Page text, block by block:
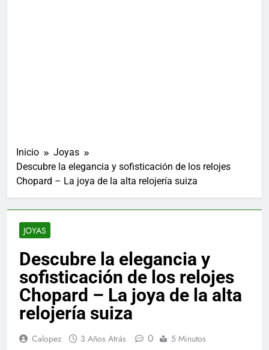
Inicio
Joyas
Descubre la elegancia y sofisticación de los relojes
Chopard – La joya de la alta relojería suiza
JOYAS
Descubre la elegancia y
sofisticación de los relojes
Chopard – La joya de la alta
relojería suiza
Calopez 3 Años Atrás 0 5 Minutos